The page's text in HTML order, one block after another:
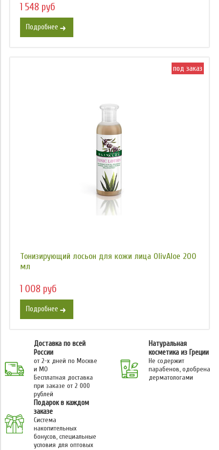
1 548 руб
Подробнее
под заказ
Тонизирующий лосьон для кожи лица OlivAloe 200
мл
1 008 руб
Подробнее
Доставка по всей
России
от 2-х дней по Москве
и МО
Бесплатная доставка
при заказе от 2 000
рублей
Натуральная
косметика из Греции
Не содержит
парабенов, одобрена
дерматологами
Подарок в каждом
заказе
Система
накопительных
бонусов, специальные
условия для оптовых